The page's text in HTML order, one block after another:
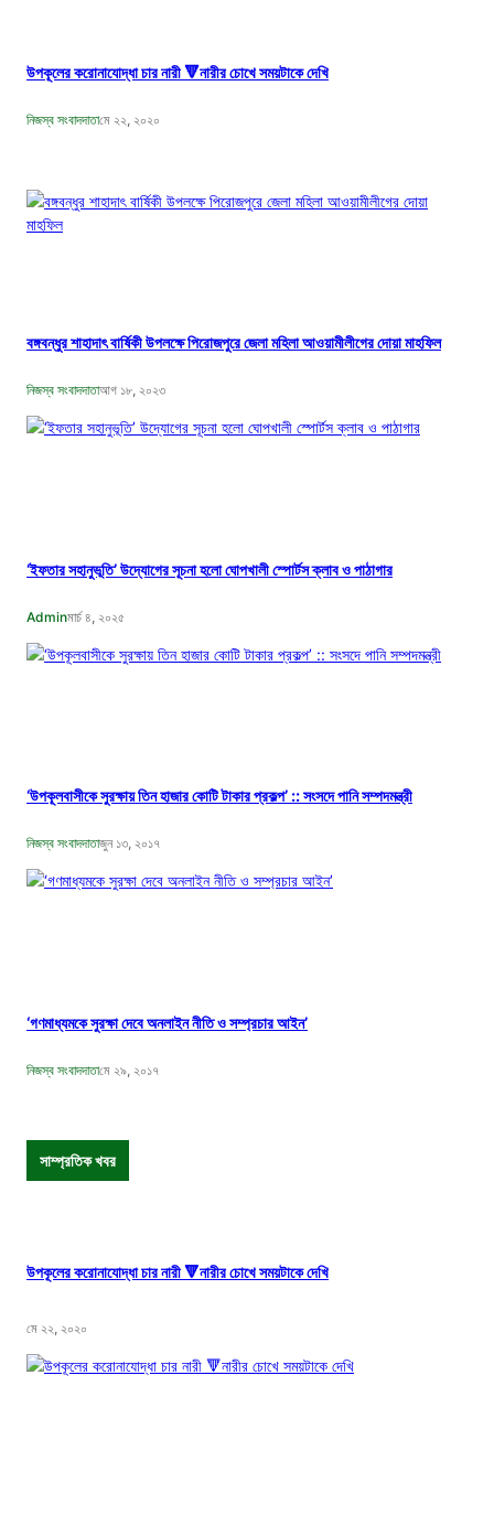
উপকূলের করোনাযোদ্ধা চার নারী 🔻নারীর চোখে সময়টাকে দেখি
নিজস্ব সংবাদদাতামে ২২, ২০২০
বঙ্গবন্ধুর শাহাদাৎ বার্ষিকী উপলক্ষে পিরোজপুরে জেলা মহিলা আওয়ামীলীগের দোয়া মাহফিল
নিজস্ব সংবাদদাতাআগ ১৮, ২০২৩
‘ইফতার সহানুভূতি’ উদ্যোগের সূচনা হলো ঘোপখালী স্পোর্টস ক্লাব ও পাঠাগার
Adminমার্চ ৪, ২০২৫
‘উপকূলবাসীকে সুরক্ষায় তিন হাজার কোটি টাকার প্রকল্প’ :: সংসদে পানি সম্পদমন্ত্রী
নিজস্ব সংবাদদাতাজুন ১৩, ২০১৭
‘গণমাধ্যমকে সুরক্ষা দেবে অনলাইন নীতি ও সম্প্রচার আইন’
নিজস্ব সংবাদদাতামে ২৯, ২০১৭
সাম্প্রতিক খবর
উপকূলের করোনাযোদ্ধা চার নারী 🔻নারীর চোখে সময়টাকে দেখি
মে ২২, ২০২০